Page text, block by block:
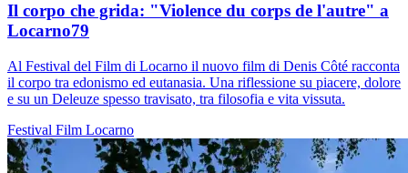
Il corpo che grida: "Violence du corps de l'autre" a
Locarno79
Al Festival del Film di Locarno il nuovo film di Denis Côté racconta
il corpo tra edonismo ed eutanasia. Una riflessione su piacere, dolore
e su un Deleuze spesso travisato, tra filosofia e vita vissuta.
Festival Film Locarno